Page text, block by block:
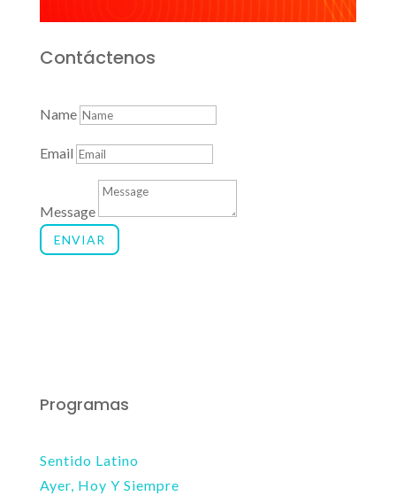
Contáctenos
Name
Email
Message
ENVIAR
Programas
Sentido Latino
Ayer, Hoy Y Siempre